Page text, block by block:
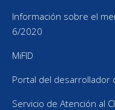
Información sobre el
6/2020
MiFID
Portal del desarrollador
Servicio de Atención al